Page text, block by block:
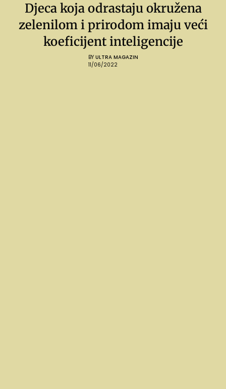
Djeca koja odrastaju okružena
zelenilom i prirodom imaju veći
koeficijent inteligencije
BY ULTRA MAGAZIN
11/06/2022